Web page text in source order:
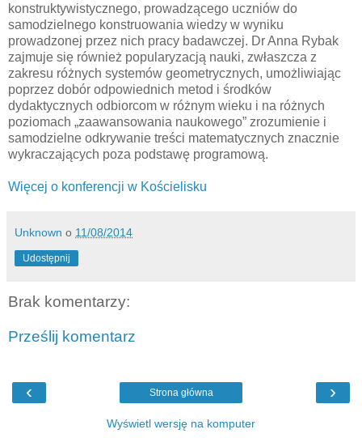
konstruktywistycznego, prowadzącego uczniów do
samodzielnego konstruowania wiedzy w wyniku
prowadzonej przez nich pracy badawczej. Dr Anna Rybak
zajmuje się również popularyzacją nauki, zwłaszcza z
zakresu różnych systemów geometrycznych, umożliwiając
poprzez dobór odpowiednich metod i środków
dydaktycznych odbiorcom w różnym wieku i na różnych
poziomach „zaawansowania naukowego” zrozumienie i
samodzielne odkrywanie treści matematycznych znacznie
wykraczających poza podstawę programową.
Więcej o konferencji w Kościelisku
Unknown o 11/08/2014
Udostępnij
Brak komentarzy:
Prześlij komentarz
‹ ›
Strona główna
Wyświetl wersję na komputer